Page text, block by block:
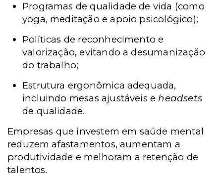
Programas de qualidade de vida (como
yoga, meditação e apoio psicológico);
Políticas de reconhecimento e
valorização, evitando a desumanização
do trabalho;
Estrutura ergonômica adequada,
incluindo mesas ajustáveis e headsets
de qualidade.
Empresas que investem em saúde mental
reduzem afastamentos, aumentam a
produtividade e melhoram a retenção de
talentos.